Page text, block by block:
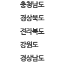
충청남도
경상북도
전라북도
강원도
경상남도